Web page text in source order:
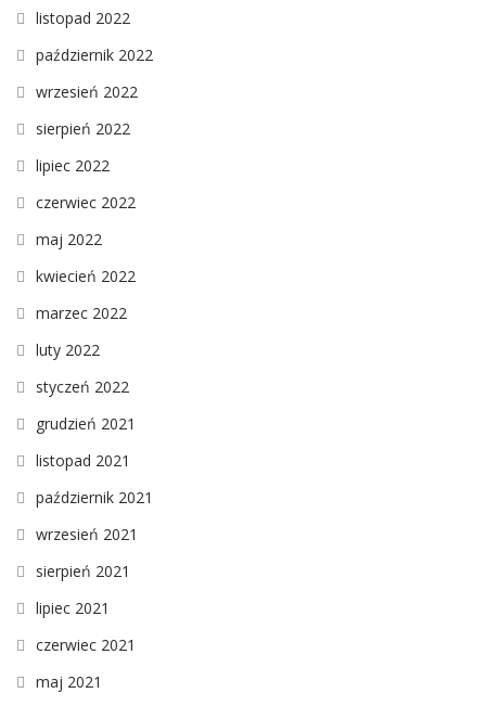
listopad 2022
październik 2022
wrzesień 2022
sierpień 2022
lipiec 2022
czerwiec 2022
maj 2022
kwiecień 2022
marzec 2022
luty 2022
styczeń 2022
grudzień 2021
listopad 2021
październik 2021
wrzesień 2021
sierpień 2021
lipiec 2021
czerwiec 2021
maj 2021